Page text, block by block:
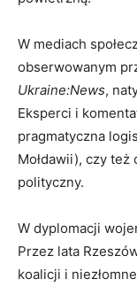
W mediach
obserwowanym
Ukraine:News,
Eksperci i
pragmatyczna
Mołdawii), czy też
polityczny.
W dyplomacji
Przez lata
koalicji i